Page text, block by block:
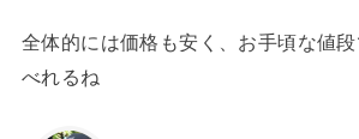
全体的には価格も安く、お手頃な値
べれるね